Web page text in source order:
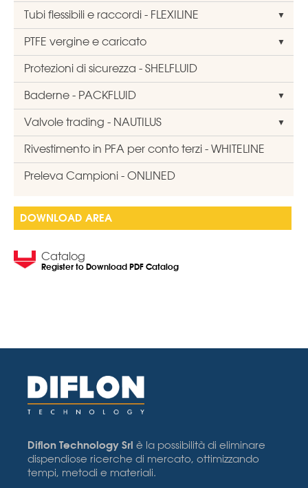
Tubi flessibili e raccordi - FLEXILINE
PTFE vergine e caricato
Protezioni di sicurezza - SHELFLUID
Baderne - PACKFLUID
Valvole trading - NAUTILUS
Rivestimento in PFA per conto terzi - WHITELINE
Preleva Campioni - ONLINED
DOWNLOAD AREA
Catalog
Register to Download PDF Catalog
Diflon Technology Srl è la possibilità di eliminare
dispendiose ricerche di mercato, ottimizzando
tempi, metodi e materiali.